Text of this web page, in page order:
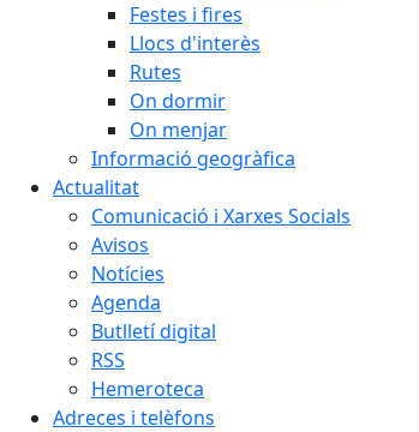
Festes i fires
Llocs d'interès
Rutes
On dormir
On menjar
Informació geogràfica
Actualitat
Comunicació i Xarxes Socials
Avisos
Notícies
Agenda
Butlletí digital
RSS
Hemeroteca
Adreces i telèfons